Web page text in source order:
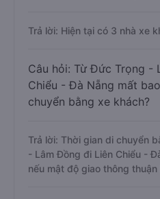
Trả lời: Hiện tại có 3 nhà xe
Câu hỏi: Từ Đức Trọng -
Chiểu - Đà Nẵng mất
chuyển bằng xe khách?
Trả lời: Thời gian di chuyển
- Lâm Đồng đi Liên Chiểu -
nếu mật độ giao thông thuận